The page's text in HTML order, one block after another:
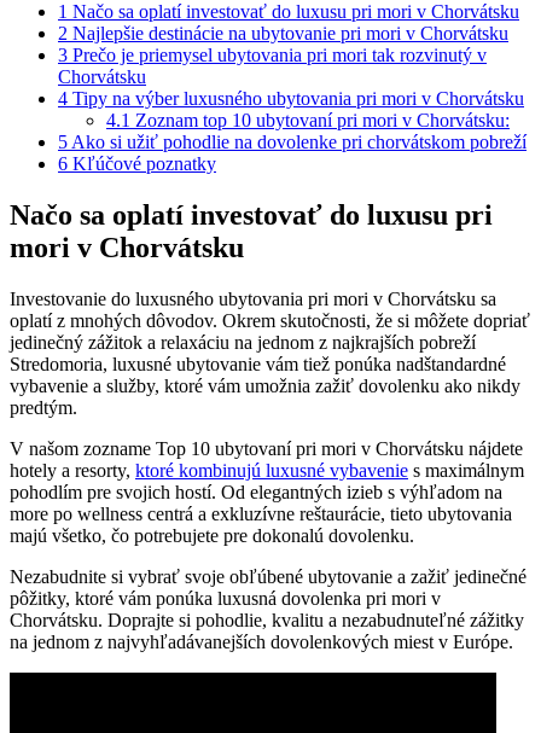
1 Načo sa oplatí investovať do luxusu pri mori v Chorvátsku
2 Najlepšie destinácie na ubytovanie pri mori v Chorvátsku
3 Prečo je priemysel ubytovania pri mori tak rozvinutý v
Chorvátsku
4 Tipy na výber luxusného ubytovania pri mori v Chorvátsku
4.1 Zoznam top 10 ubytovaní pri mori v Chorvátsku:
5 Ako si užiť pohodlie na dovolenke pri chorvátskom pobreží
6 Kľúčové poznatky
Načo sa oplatí investovať do luxusu pri
mori v Chorvátsku
Investovanie do luxusného ubytovania pri mori v Chorvátsku sa
oplatí z mnohých dôvodov. Okrem skutočnosti, že si môžete dopriať
jedinečný zážitok a relaxáciu na jednom z najkrajších pobreží
Stredomoria, luxusné ubytovanie vám tiež ponúka nadštandardné
vybavenie a služby, ktoré vám umožnia zažiť dovolenku ako nikdy
predtým.
V našom zozname Top 10 ubytovaní pri mori v Chorvátsku nájdete
hotely a resorty, ktoré kombinujú luxusné vybavenie s maximálnym
pohodlím pre svojich hostí. Od elegantných izieb s výhľadom na
more po wellness centrá a exkluzívne reštaurácie, tieto ubytovania
majú všetko, čo potrebujete pre dokonalú dovolenku.
Nezabudnite si vybrať svoje obľúbené ubytovanie a zažiť jedinečné
pôžitky, ktoré vám ponúka luxusná dovolenka pri mori v
Chorvátsku. Doprajte si pohodlie, kvalitu a nezabudnuteľné zážitky
na jednom z najvyhľadávanejších dovolenkových miest v Európe.